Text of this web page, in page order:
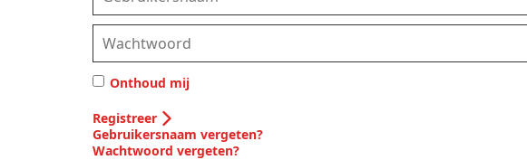
Onthoud mij
Registreer
Gebruikersnaam vergeten?
Wachtwoord vergeten?